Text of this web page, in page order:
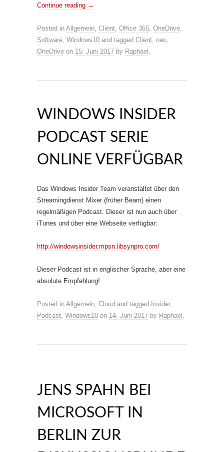
Continue reading →
Posted in Allgemein, Client, Office 365, OneDrive,
Software, Windows10 and tagged Client, neu,
OneDrive on 15. Juni 2017 by Raphael .
WINDOWS INSIDER
PODCAST SERIE
ONLINE VERFÜGBAR
Das Windows Insider Team veranstaltet über den
Streamingdienst Mixer (früher Beam) einen
regelmäßigen Podcast. Dieser ist nun auch über
iTunes und über eine Webseite verfügbar:
http://windowsinsider.mpsn.libsynpro.com/
Dieser Podcast ist in englischer Sprache, aber eine
absolute Empfehlung!
Posted in Allgemein, Cloud and tagged Insider,
Podcast, Windows10 on 14. Juni 2017 by Raphael .
JENS SPAHN BEI
MICROSOFT IN
BERLIN ZUR